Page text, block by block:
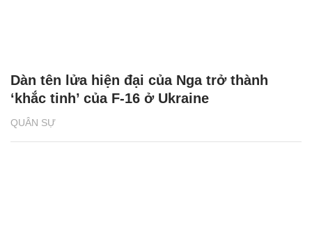
QUÂN SỰ
Dàn tên lửa hiện đại của Nga trở thành
‘khắc tinh’ của F-16 ở Ukraine